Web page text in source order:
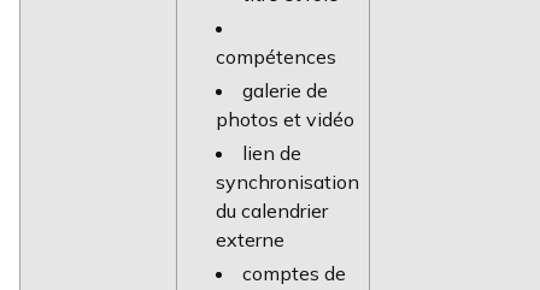
compétences
galerie de
photos et vidéo
lien de
synchronisation
du calendrier
externe
comptes de